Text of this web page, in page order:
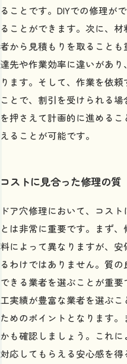
ることです。DIYでの修理が
ることができます。次に、
者から見積もりを取ること
達先や作業効率に違いがあ
ります。そして、作業を依
ことで、割引を受けられる
を押さえて計画的に進める
えることが可能です。
コストに見合った修理の質
ドア穴修理において、コス
とは非常に重要です。まず
料によって異なりますが、
るわけではありません。質
できる業者を選ぶことが重
工実績が豊富な業者を選ぶ
ためのポイントとなります
かも確認しましょう。これ
対応してもらえる安心感を得